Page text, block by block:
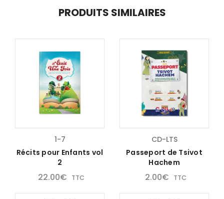
PRODUITS SIMILAIRES
1-7
Récits pour Enfants vol
2
22.00€ TTC
CD-LTS
Passeport de Tsivot
Hachem
2.00€ TTC